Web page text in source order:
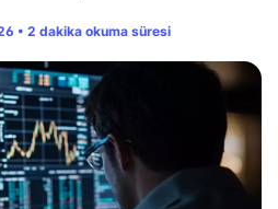
• 2 dakika okuma süresi